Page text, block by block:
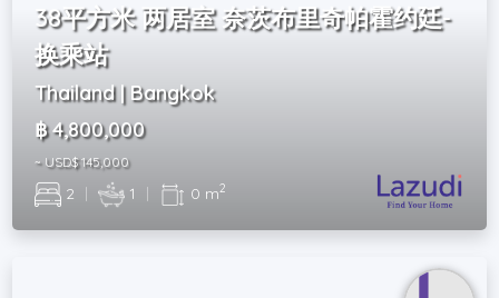
38平方米 两居室 奈茨布里奇帕霍约廷-
换乘站
Thailand | Bangkok
฿ 4,800,000
~ USD$ 145,000
2 | 1 | 0 m2